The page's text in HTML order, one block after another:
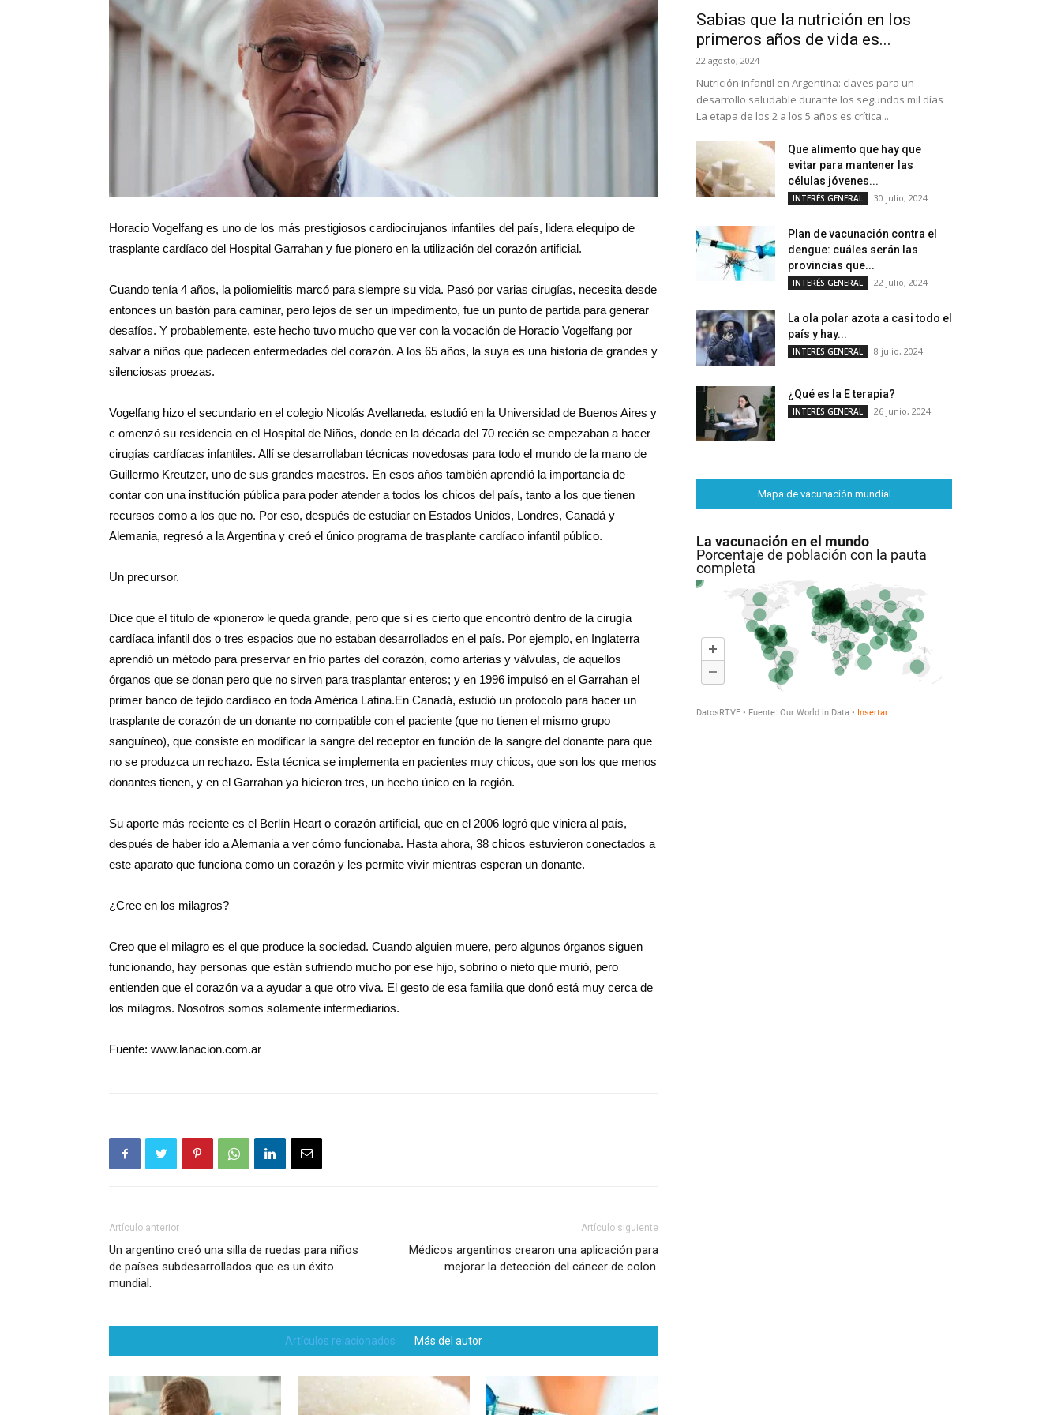
Argentina
Horacio Vogelfang es uno de los más prestigiosos cardiocirujanos infantiles del país, lidera elequipo de
trasplante cardíaco del Hospital Garrahan y fue pionero en la utilización del corazón artificial.
Cuando tenía 4 años, la poliomielitis marcó para siempre su vida. Pasó por varias cirugías, necesita desde
entonces un bastón para caminar, pero lejos de ser un impedimento, fue un punto de partida para generar
desafíos. Y probablemente, este hecho tuvo mucho que ver con la vocación de Horacio Vogelfang por
salvar a niños que padecen enfermedades del corazón. A los 65 años, la suya es una historia de grandes y
silenciosas proezas.
Vogelfang hizo el secundario en el colegio Nicolás Avellaneda, estudió en la Universidad de Buenos Aires y
c omenzó su residencia en el Hospital de Niños, donde en la década del 70 recién se empezaban a hacer
cirugías cardíacas infantiles. Allí se desarrollaban técnicas novedosas para todo el mundo de la mano de
Guillermo Kreutzer, uno de sus grandes maestros. En esos años también aprendió la importancia de
contar con una institución pública para poder atender a todos los chicos del país, tanto a los que tienen
recursos como a los que no. Por eso, después de estudiar en Estados Unidos, Londres, Canadá y
Alemania, regresó a la Argentina y creó el único programa de trasplante cardíaco infantil público.
Un precursor.
Dice que el título de «pionero» le queda grande, pero que sí es cierto que encontró dentro de la cirugía
cardíaca infantil dos o tres espacios que no estaban desarrollados en el país. Por ejemplo, en Inglaterra
aprendió un método para preservar en frío partes del corazón, como arterias y válvulas, de aquellos
órganos que se donan pero que no sirven para trasplantar enteros; y en 1996 impulsó en el Garrahan el
primer banco de tejido cardíaco en toda América Latina.En Canadá, estudió un protocolo para hacer un
trasplante de corazón de un donante no compatible con el paciente (que no tienen el mismo grupo
sanguíneo), que consiste en modificar la sangre del receptor en función de la sangre del donante para que
no se produzca un rechazo. Esta técnica se implementa en pacientes muy chicos, que son los que menos
donantes tienen, y en el Garrahan ya hicieron tres, un hecho único en la región.
Su aporte más reciente es el Berlín Heart o corazón artificial, que en el 2006 logró que viniera al país,
después de haber ido a Alemania a ver cómo funcionaba. Hasta ahora, 38 chicos estuvieron conectados a
este aparato que funciona como un corazón y les permite vivir mientras esperan un donante.
¿Cree en los milagros?
Creo que el milagro es el que produce la sociedad. Cuando alguien muere, pero algunos órganos siguen
funcionando, hay personas que están sufriendo mucho por ese hijo, sobrino o nieto que murió, pero
entienden que el corazón va a ayudar a que otro viva. El gesto de esa familia que donó está muy cerca de
los milagros. Nosotros somos solamente intermediarios.
Fuente: www.lanacion.com.ar
Artículo anterior
Un argentino creó una silla de ruedas para niños
de países subdesarrollados que es un éxito
mundial.
Artículo siguiente
Médicos argentinos crearon una aplicación para
mejorar la detección del cáncer de colon.
Artículos relacionados Más del autor
Sabias que la nutrición en los
primeros años de vida es...
22 agosto, 2024
Nutrición infantil en Argentina: claves para un
desarrollo saludable durante los segundos mil días
La etapa de los 2 a los 5 años es crítica...
Que alimento que hay que
evitar para mantener las
células jóvenes...
INTERÉS GENERAL 30 julio, 2024
Plan de vacunación contra el
dengue: cuáles serán las
provincias que...
INTERÉS GENERAL 22 julio, 2024
La ola polar azota a casi todo el
país y hay...
INTERÉS GENERAL 8 julio, 2024
¿Qué es la E terapia?
INTERÉS GENERAL 26 junio, 2024
Mapa de vacunación mundial